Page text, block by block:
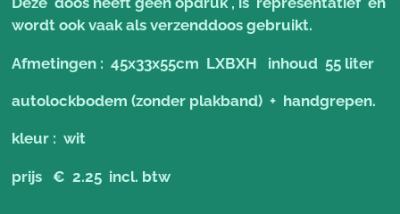
wordt ook vaak als verzenddoos gebruikt.
Afmetingen : 45x33x55cm LXBXH inhoud 55 liter
autolockbodem (zonder plakband) + handgrepen.
kleur : wit
prijs € 2.25 incl. btw